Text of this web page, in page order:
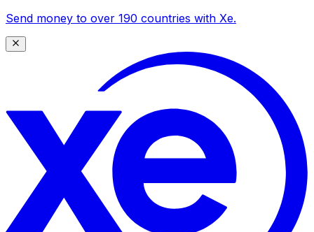
Send money to over 190 countries with Xe.